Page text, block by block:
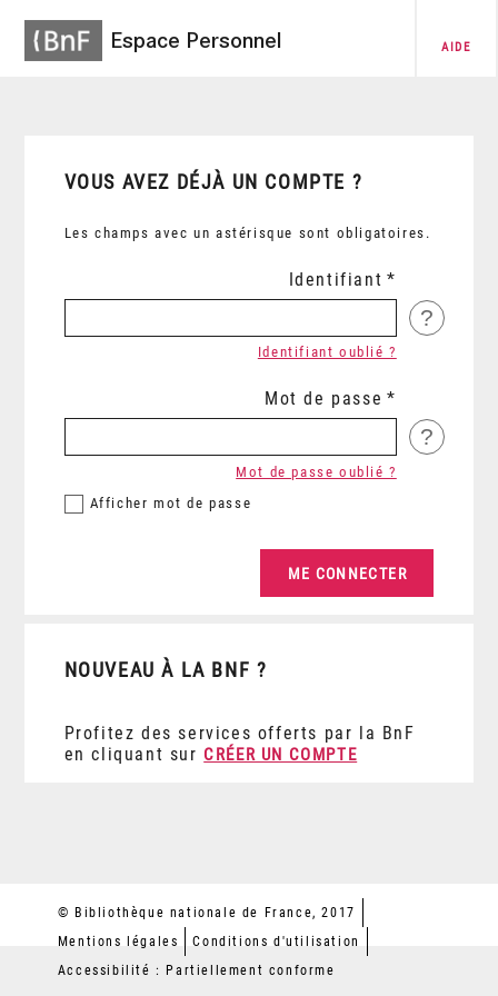
Espace Personnel AIDE
VOUS AVEZ DÉJÀ UN COMPTE ?
Les champs avec un astérisque sont obligatoires.
Identifiant
?
Identifiant oublié ?
Mot de passe
?
Afficher mot de passe
Mot de passe oublié ?
NOUVEAU À LA BNF ?
Profitez des services offerts par la BnF
en cliquant sur CRÉER UN COMPTE
© Bibliothèque nationale de France, 2017
Mentions légales
Conditions d'utilisation
Accessibilité : Partiellement conforme